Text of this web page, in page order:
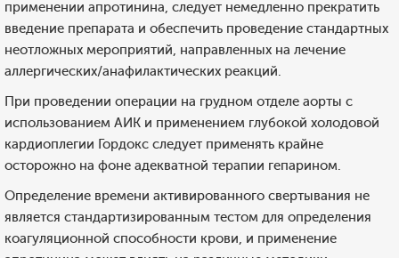
применении апротинина, следует немедленно прекратить
введение препарата и обеспечить проведение стандартных
неотложных мероприятий, направленных на лечение
аллергических/анафилактических реакций.
При проведении операции на грудном отделе аорты с
использованием АИК и применением глубокой холодовой
кардиоплегии Гордокс следует применять крайне
осторожно на фоне адекватной терапии гепарином.
Определение времени активированного свертывания не
является стандартизированным тестом для определения
коагуляционной способности крови, и применение